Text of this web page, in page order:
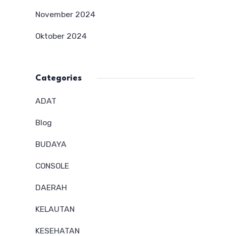
November 2024
Oktober 2024
Categories
ADAT
Blog
BUDAYA
CONSOLE
DAERAH
KELAUTAN
KESEHATAN